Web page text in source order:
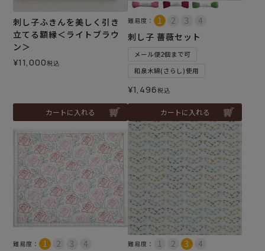
刺し子ふきんを美しく引き
立てる額縁＜ライトブラウ
ン＞
¥11,000税込
カートに入れる
難易度：
刺し子 薔薇セット
メール便2個まで可
和泉木綿(さらし)使用
¥1,496税込
カートに入れる
難易度： 難易度：